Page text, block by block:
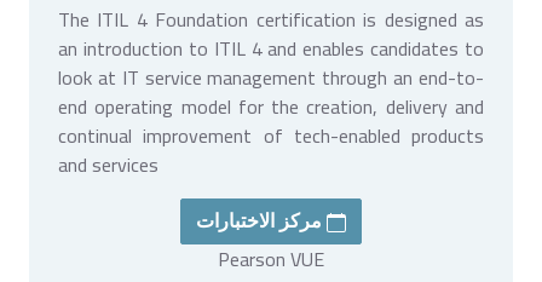
The ITIL 4 Foundation certification is designed as
an introduction to ITIL 4 and enables candidates to
look at IT service management through an end-to-
end operating model for the creation, delivery and
continual improvement of tech-enabled products
and services
مركز الاختبارات
Pearson VUE